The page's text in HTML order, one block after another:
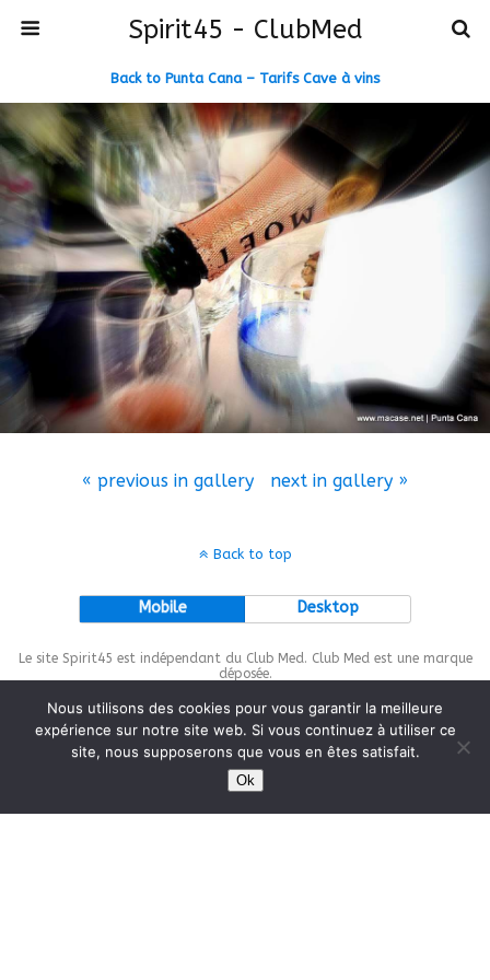
Spirit45 - ClubMed
Back to Punta Cana – Tarifs Cave à vins
« previous in gallery next in gallery »
Back to top
Mobile Desktop
Le site Spirit45 est indépendant du Club Med. Club Med est une marque
déposée.
This site is protected bywp-copyrightpro.com
Nous utilisons des cookies pour vous garantir la meilleure
expérience sur notre site web. Si vous continuez à utiliser ce
site, nous supposerons que vous en êtes satisfait.
Ok